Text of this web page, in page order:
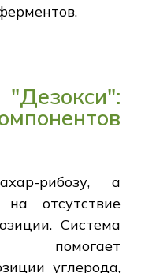
рибозу, а
на отсутствие
Система
углерода,